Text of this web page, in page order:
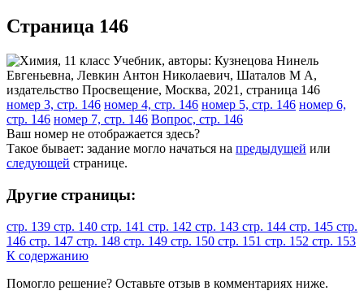
Cтраница 146
номер 3, стр. 146 номер 4, стр. 146 номер 5, стр. 146 номер 6,
стр. 146 номер 7, стр. 146 Вопрос, стр. 146
Ваш номер не отображается здесь?
Такое бывает: задание могло начаться на предыдущей или
следующей странице.
Другие страницы:
стр. 139 стр. 140 стр. 141 стр. 142 стр. 143 стр. 144 стр. 145 стр.
146 стр. 147 стр. 148 стр. 149 стр. 150 стр. 151 стр. 152 стр. 153
К содержанию
Помогло решение? Оставьте отзыв в комментариях ниже.